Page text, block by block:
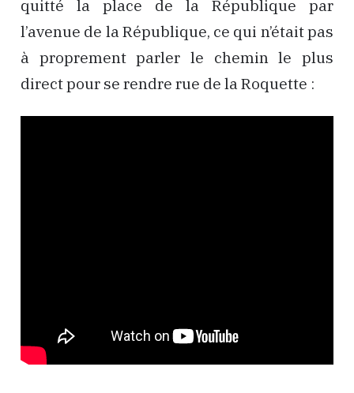
quitté la place de la République par
l’avenue de la République, ce qui n’était pas
à proprement parler le chemin le plus
direct pour se rendre rue de la Roquette :